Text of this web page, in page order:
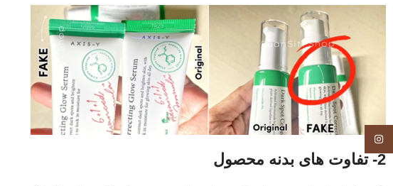
2- تفاوت های بدنه محصول